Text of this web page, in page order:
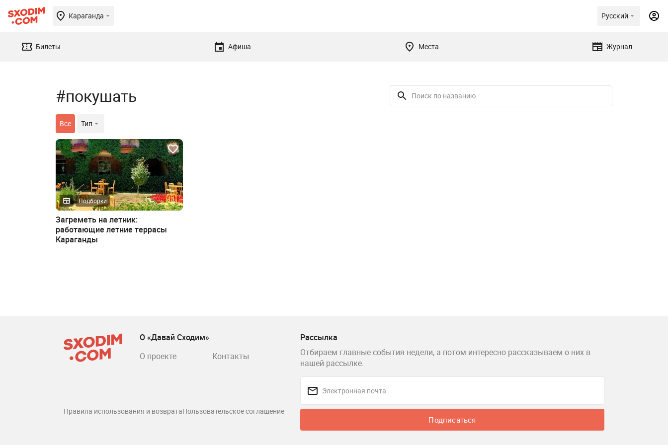
Караганда Русский
Билеты Афиша Места Журнал
#покушать
Все Тип
Подборки
Загреметь на летник:
работающие летние террасы
Караганды
Рассылка
Отбираем главные события недели, а потом интересно рассказываем о них в
нашей рассылке.
Подписаться
О «Давай Сходим»
О проекте
Контакты
Правила использования и возвратаПользовательское соглашение